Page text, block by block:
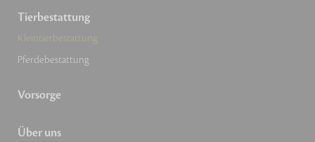
Tierbestattung
Kleintierbestattung
Pferdebestattung
Vorsorge
Über uns